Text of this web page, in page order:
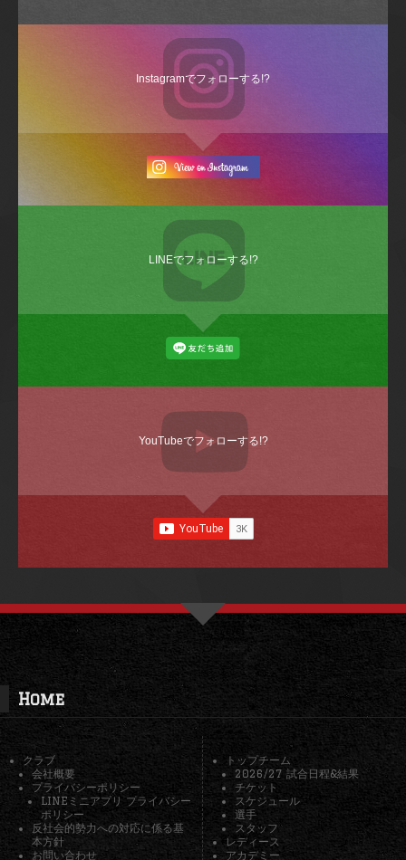
Instagramでフォローする!?
LINEでフォローする!?
YouTubeでフォローする!?
Home
クラブ
会社概要
プライバシーポリシー
LINEミニアプリ プライバシー
ポリシー
反社会的勢力への対応に係る基
本方針
お問い合わせ
トップチーム
2026/27 試合日程&結果
チケット
スケジュール
選手
スタッフ
レディース
アカデミー